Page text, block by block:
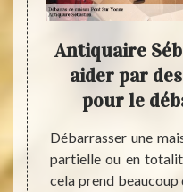
qui
le
Antiquaire
aider par
pour le
Débarrasser une
partielle ou en
cela prend beaucoup